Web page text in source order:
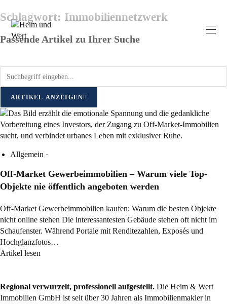
Schlagwort: Immobiliennetzwerk
Passende Artikel zu Ihrer Suche
ARTIKEL ANZEIGEN
Allgemein ·
Off-Market Gewerbeimmobilien – Warum viele Top-
Objekte nie öffentlich angeboten werden
Off-Market Gewerbeimmobilien kaufen: Warum die besten Objekte
nicht online stehen Die interessantesten Gebäude stehen oft nicht im
Schaufenster. Während Portale mit Renditezahlen, Exposés und
Hochglanzfotos…
Artikel lesen
Regional verwurzelt, professionell aufgestellt. Die Heim & Wert
Immobilien GmbH ist seit über 30 Jahren als Immobilienmaklerin